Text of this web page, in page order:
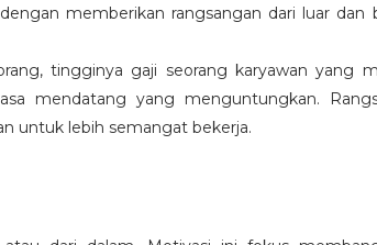
memberikan rangsangan dari luar dan
tingginya gaji seorang karyawan yang
mendatang yang menguntungkan.
untuk lebih semangat bekerja.